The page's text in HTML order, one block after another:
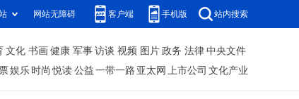
网站无障碍 客户端 手机版 站内搜索
文化 书画 健康 军事 访谈 视频 图片 政务 法律 中央文件
娱乐 时尚 悦读 公益 一带一路 亚太网 上市公司 文化产业